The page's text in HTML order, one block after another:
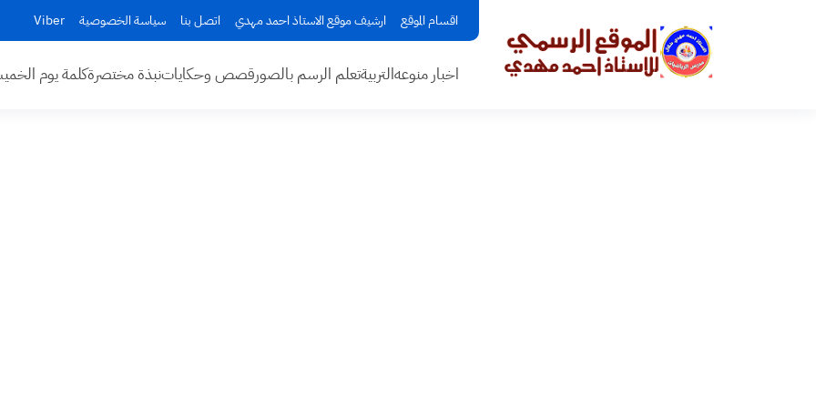
اقسام الموقع ارشيف موقع الاستاذ احمد مهدي اتصل بنا سياسة الخصوصية Viber
اخبار منوعهالتربيةتعلم الرسم بالصورقصص وحكاياتنبذة مختصرةكلمة يوم